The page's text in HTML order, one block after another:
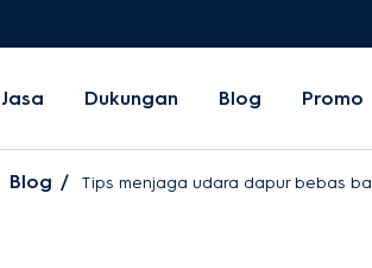
Jasa Dukungan Blog Promo
Blog Tips menjaga udara dapur bebas